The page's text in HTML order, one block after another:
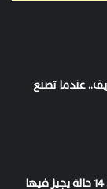
عندما تصنع
بعد إحالة سارة خليفة للمفتي.. 14 حالة يجيز فيها